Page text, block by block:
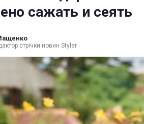
сажать и сеять
стрічки новин Styler